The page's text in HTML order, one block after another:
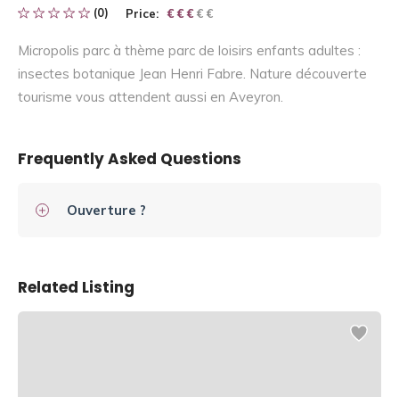
(0) Price: € € € € €
€ € €
Micropolis parc à thème parc de loisirs enfants adultes :
insectes botanique Jean Henri Fabre. Nature découverte
tourisme vous attendent aussi en Aveyron.
Frequently Asked Questions
Ouverture ?
Related Listing